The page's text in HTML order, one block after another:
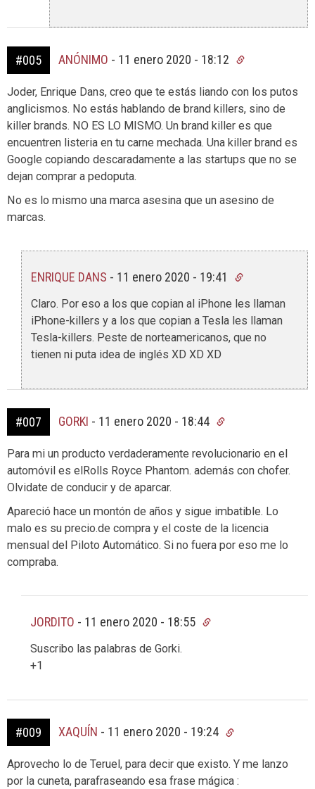
#005 ANÓNIMO - 11 enero 2020 - 18:12
Joder, Enrique Dans, creo que te estás liando con los putos
anglicismos. No estás hablando de brand killers, sino de
killer brands. NO ES LO MISMO. Un brand killer es que
encuentren listeria en tu carne mechada. Una killer brand es
Google copiando descaradamente a las startups que no se
dejan comprar a pedoputa.
No es lo mismo una marca asesina que un asesino de
marcas.
ENRIQUE DANS - 11 enero 2020 - 19:41
Claro. Por eso a los que copian al iPhone les llaman
iPhone-killers y a los que copian a Tesla les llaman
Tesla-killers. Peste de norteamericanos, que no
tienen ni puta idea de inglés XD XD XD
#007 GORKI - 11 enero 2020 - 18:44
Para mi un producto verdaderamente revolucionario en el
automóvil es elRolls Royce Phantom. además con chofer.
Olvidate de conducir y de aparcar.
Apareció hace un montón de años y sigue imbatible. Lo
malo es su precio.de compra y el coste de la licencia
mensual del Piloto Automático. Si no fuera por eso me lo
compraba.
JORDITO - 11 enero 2020 - 18:55
Suscribo las palabras de Gorki.
+1
#009 XAQUÍN - 11 enero 2020 - 19:24
Aprovecho lo de Teruel, para decir que existo. Y me lanzo
por la cuneta, parafraseando esa frase mágica :